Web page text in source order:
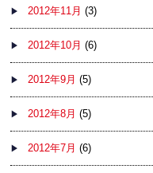
2012年11月 (3)
2012年10月 (6)
2012年9月 (5)
2012年8月 (5)
2012年7月 (6)